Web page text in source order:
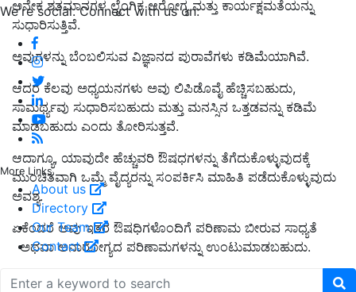
We're social. Connect with us on:
More Links
About us
Directory
Our Team
Contact
ಅನೇಕ ಶತಮಾನಗಳ ಲೈಂಗಿಕ ಆರೋಗ್ಯ ಮತ್ತು ಕಾರ್ಯಕ್ಷಮತೆಯನ್ನು
ಸುಧಾರಿಸುತ್ತಿವೆ.
ಅವುಗಳನ್ನು ಬೆಂಬಲಿಸುವ ವಿಜ್ಞಾನದ ಪುರಾವೆಗಳು ಕಡಿಮೆಯಾಗಿವೆ.
ಆದರೆ ಕೆಲವು ಅಧ್ಯಯನಗಳು ಅವು ಲಿಪಿಡೊವೈ ಹೆಚ್ಚಿಸಬಹುದು,
ಸಾಮರ್ಥ್ಯವು ಸುಧಾರಿಸಬಹುದು ಮತ್ತು ಮನಸ್ಸಿನ ಒತ್ತಡವನ್ನು ಕಡಿಮೆ
ಮಾಡಬಹುದು ಎಂದು ತೋರಿಸುತ್ತವೆ.
ಆದಾಗ್ಯೂ, ಯಾವುದೇ ಹೆಚ್ಚುವರಿ ಔಷಧಗಳನ್ನು ತೆಗೆದುಕೊಳ್ಳುವುದಕ್ಕೆ
ಮುಂಚಿತವಾಗಿ ಒಮ್ಮೆ ವೈದ್ಯರನ್ನು ಸಂಪರ್ಕಿಸಿ ಮಾಹಿತಿ ಪಡೆದುಕೊಳ್ಳುವುದು
ಅವಶ್ಯ.
ಏಕೆಂದರೆ ಅವು ಇತರ ಔಷಧಿಗಳೊಂದಿಗೆ ಪರಿಣಾಮ ಬೀರುವ ಸಾಧ್ಯತೆ
ಅಥವಾ ಅನಾರೋಗ್ಯದ ಪರಿಣಾಮಗಳನ್ನು ಉಂಟುಮಾಡಬಹುದು.
ADVERTISEMENT